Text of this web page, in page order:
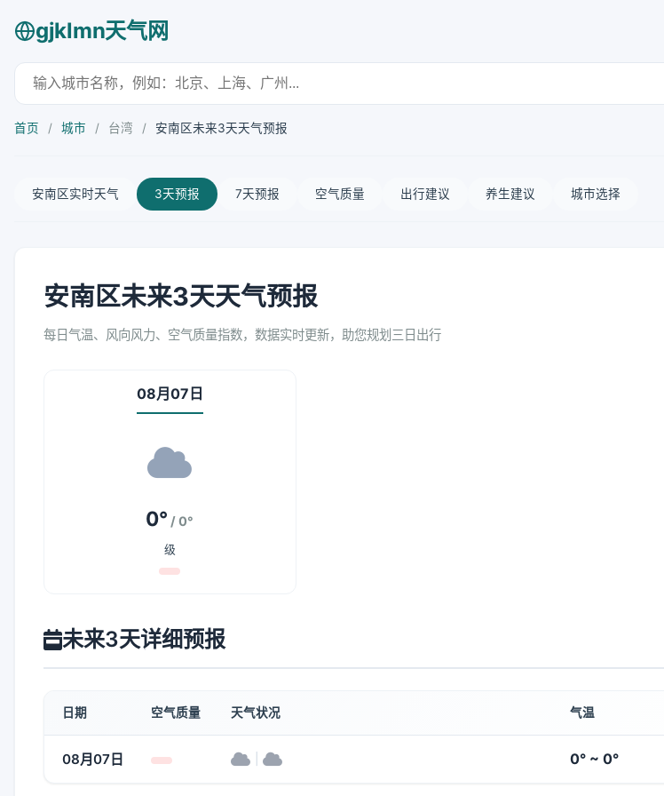
gjklmn天气网
首页 / 城市 / 台湾 / 安南区未来3天天气预报
安南区实时天气 3天预报 7天预报 空气质量 出行建议 养生建议 城市选择
安南区未来3天天气预报
每日气温、风向风力、空气质量指数，数据实时更新，助您规划三日出行
08月07日
0° / 0°
级
未来3天详细预报
日期 空气质量 天气状况 气温
08月07日 0° ~ 0°